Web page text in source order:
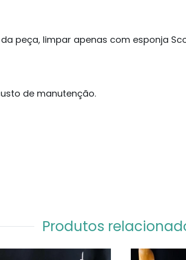
peça, limpar apenas com esponja
de manutenção.
Produtos